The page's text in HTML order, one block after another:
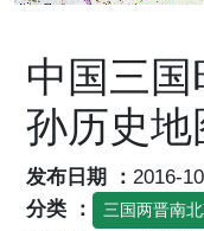
中国三
孙历史地
发布日期 ： 2016-
分类 ：
三国两晋南